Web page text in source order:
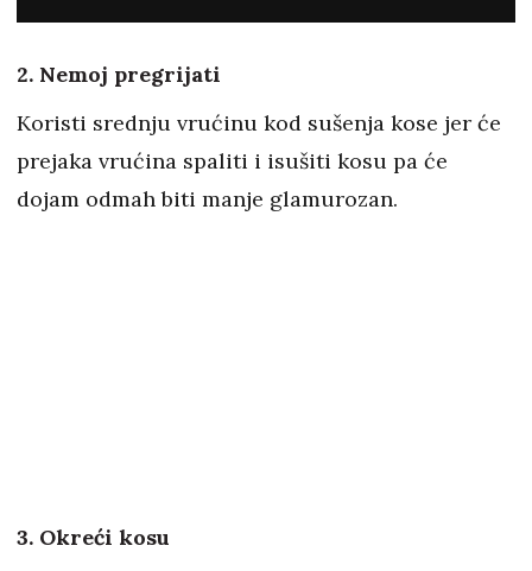
2. Nemoj pregrijati
Koristi srednju vrućinu kod sušenja kose jer će
prejaka vrućina spaliti i isušiti kosu pa će
dojam odmah biti manje glamurozan.
3. Okreći kosu